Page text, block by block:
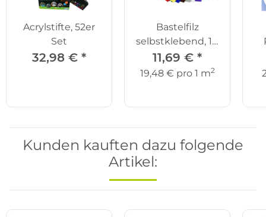
Acrylstifte, 52er
Set
32,98 € *
Bastelfilz
selbstklebend, 10
Farben
11,69 € *
19,48 € pro 1 m2
Kunden kauften dazu folgende
Artikel: